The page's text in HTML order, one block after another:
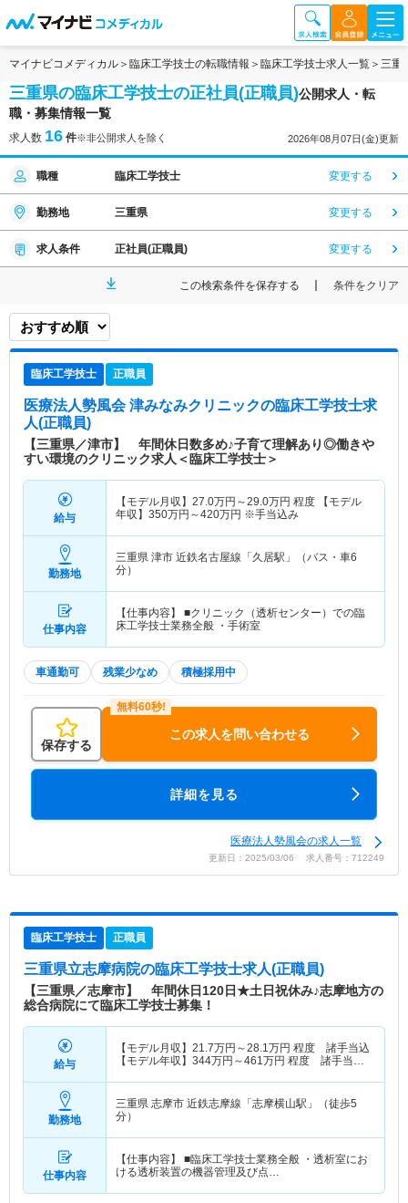
マイナビコメディカル 臨床工学技士の転職情報 臨床工学技士求人一覧 三重
三重県の臨床工学技士の正社員(正職員)公開求人・転
職・募集情報一覧
求人数 16 件※非公開求人を除く 2026年08月07日(金)更新
職種 臨床工学技士 変更する
勤務地 三重県 変更する
求人条件 正社員(正職員) 変更する
この検索条件を保存する 条件をクリア
臨床工学技士 正職員
医療法人勢風会 津みなみクリニックの臨床工学技士求
人(正職員)
【三重県／津市】 年間休日数多め♪子育て理解あり◎働きや
すい環境のクリニック求人＜臨床工学技士＞
給与
【モデル月収】 27.0万円～29.0万円 程度 【モデル
年収】 350万円～420万円 ※手当込み
勤務地
三重県 津市 近鉄名古屋線「久居駅」（バス・車6
分）
仕事内容
【仕事内容】 ■クリニック（透析センター）での臨
床工学技士業務全般 ・手術室
車通勤可 残業少なめ 積極採用中
保存する
この求人を問い合わせる
詳細を見る
医療法人勢風会の求人一覧
更新日：2025/03/06 求人番号：712249
臨床工学技士 正職員
三重県立志摩病院の臨床工学技士求人(正職員)
【三重県／志摩市】 年間休日120日★土日祝休み♪志摩地方の
総合病院にて臨床工学技士募集！
給与
【モデル月収】 21.7万円～28.1万円 程度 諸手当込
【モデル年収】 344万円～461万円 程度 諸手当・
勤務地
三重県 志摩市 近鉄志摩線「志摩横山駅」（徒歩5
分）
仕事内容
【仕事内容】 ■臨床工学技士業務全般 ・透析室にお
ける透析装置の機器管理及び点…